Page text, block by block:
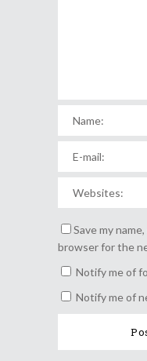
Save my
browser for the
Notify me of
Notify me of